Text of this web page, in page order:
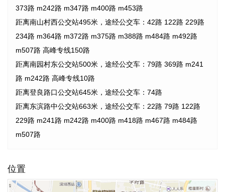
373路 m242路 m347路 m400路 m453路
距离南山村西公交站495米，途经公交车：42路 122路 229路
234路 m364路 m372路 m375路 m388路 m484路 m492路
m507路 高峰专线150路
距离南园村东公交站500米，途经公交车：79路 369路 m241
路 m242路 高峰专线10路
距离登良路口公交站645米，途经公交车：74路
距离东滨路中公交站663米，途经公交车：22路 79路 122路
229路 m241路 m242路 m400路 m418路 m467路 m484路
m507路
位置